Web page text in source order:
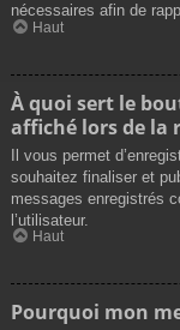
nécessaires afin de
Haut
À quoi sert le
affiché lors de la
Il vous permet
souhaitez finaliser et
messages enregistrés
l’utilisateur.
Haut
Pourquoi mon